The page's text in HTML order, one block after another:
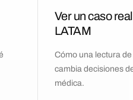
Ver un caso
LATAM
Cómo una lectura
cambia decisiones
médica.